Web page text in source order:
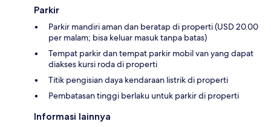
Parkir
Parkir mandiri aman dan beratap di properti (USD 20.00
per malam; bisa keluar masuk tanpa batas)
Tempat parkir dan tempat parkir mobil van yang dapat
diakses kursi roda di properti
Titik pengisian daya kendaraan listrik di properti
Pembatasan tinggi berlaku untuk parkir di properti
Informasi lainnya